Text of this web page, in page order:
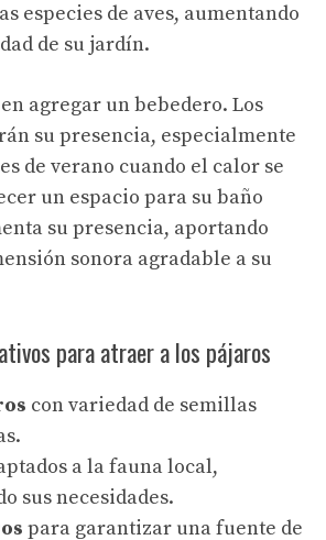
especies de aves, aumentando
de su jardín.
agregar un bebedero. Los
su presencia, especialmente
de verano cuando el calor se
un espacio para su baño
su presencia, aportando
sonora agradable a su
para atraer a los pájaros
con variedad de semillas
a la fauna local,
sus necesidades.
para garantizar una fuente de